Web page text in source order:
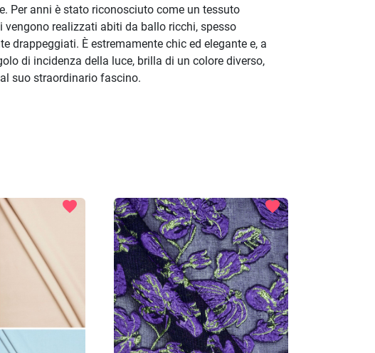
Per anni è stato riconosciuto come un tessuto
vengono realizzati abiti da ballo ricchi, spesso
drappeggiati. È estremamente chic ed elegante e, a
di incidenza della luce, brilla di un colore diverso,
suo straordinario fascino.
favorite favorite